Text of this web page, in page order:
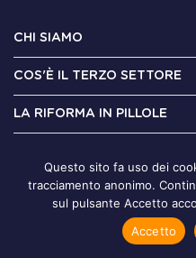
CHI SIAMO
COS'È IL TERZO SETTORE
LA RIFORMA IN PILLOLE
Questo sito fa uso dei
tracciamento anonimo.
sul pulsante Accetto
Accetto